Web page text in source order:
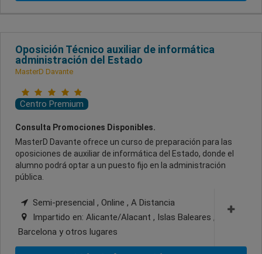
Oposición Técnico auxiliar de informática
administración del Estado
MasterD Davante
Centro Premium
Consulta Promociones Disponibles.
MasterD Davante ofrece un curso de preparación para las
oposiciones de auxiliar de informática del Estado, donde el
alumno podrá optar a un puesto fijo en la administración
pública.
Semi-presencial , Online , A Distancia
Impartido en: Alicante/Alacant , Islas Baleares ,
Barcelona y otros lugares